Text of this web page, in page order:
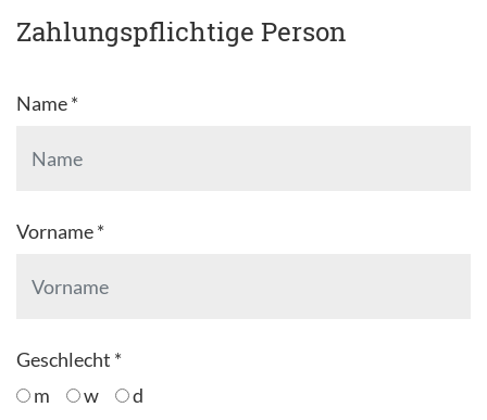
Zahlungspflichtige Person
Name *
Vorname *
Geschlecht *
m
w d